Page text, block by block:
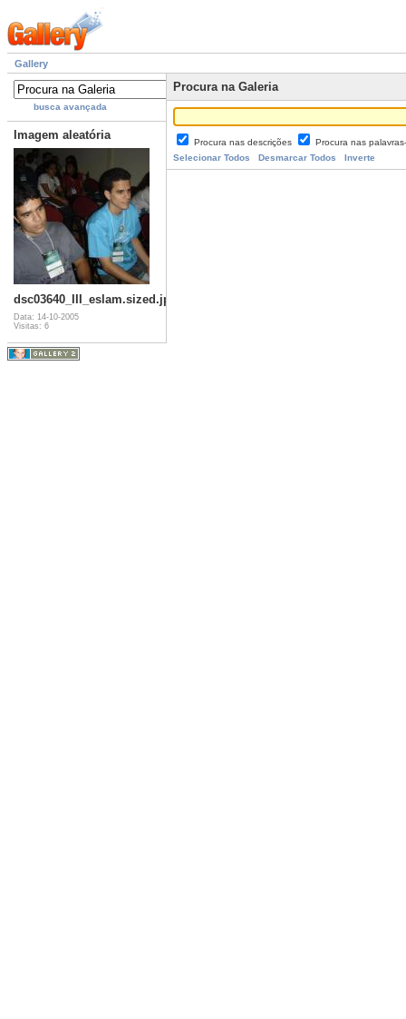
Gallery
busca avançada
Imagem aleatória
dsc03640_III_eslam.sized.jpg
Data: 14-10-2005
Visitas: 6
Procura na Galeria
Procura nas descrições
Procura nas
Selecionar Todos
Desmarcar Todos Inverte